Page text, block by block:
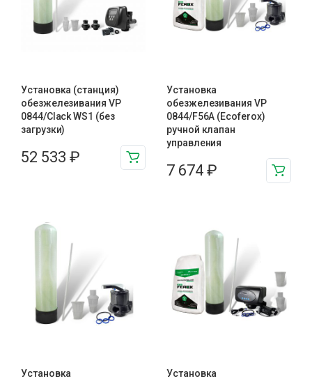
Установка (станция)
обезжелезивания VP
0844/Clack WS1 (без
загрузки)
52 533 ₽
Установка
обезжелезивания VP
0844/F56A (Ecoferox)
ручной клапан
управления
7 674 ₽
Установка
Установка